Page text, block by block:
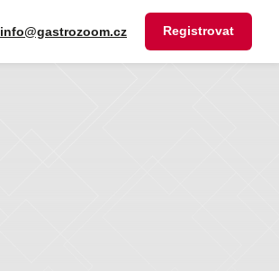
info@gastrozoom.cz Registrovat